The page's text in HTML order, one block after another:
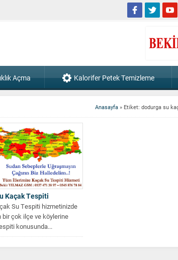
Açma Kalorifer Petek Temizleme
Anasayfa » Etiket: dodurga su
Kaçak Tespiti
Su Tespiti hizmetinizde
bir çok ilçe ve köylerine
konusunda...